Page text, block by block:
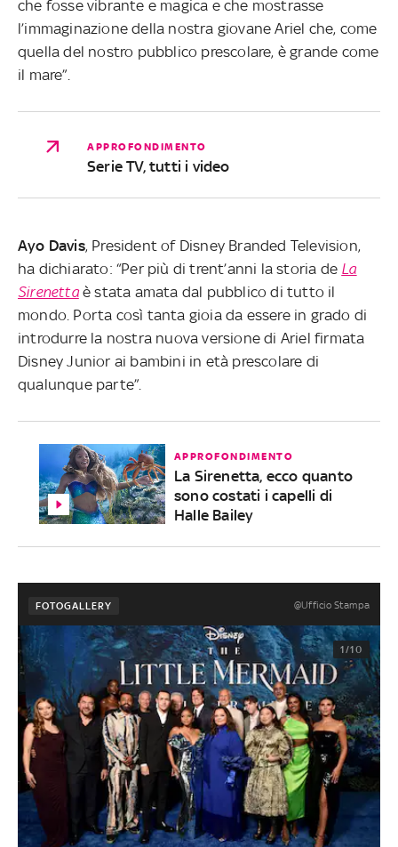
che fosse vibrante e magica e che mostrasse
l’immaginazione della nostra giovane Ariel che, come
quella del nostro pubblico prescolare, è grande come
il mare”.
APPROFONDIMENTO
Serie TV, tutti i video
Ayo Davis, President of Disney Branded Television,
ha dichiarato: “Per più di trent’anni la storia de La
Sirenettaè stata amata dal pubblico di tutto il
mondo. Porta così tanta gioia da essere in grado di
introdurre la nostra nuova versione di Ariel firmata
Disney Junior ai bambini in età prescolare di
qualunque parte”.
APPROFONDIMENTO
La Sirenetta, ecco quanto
sono costati i capelli di
Halle Bailey
FOTOGALLERY @Ufficio Stampa
1/10